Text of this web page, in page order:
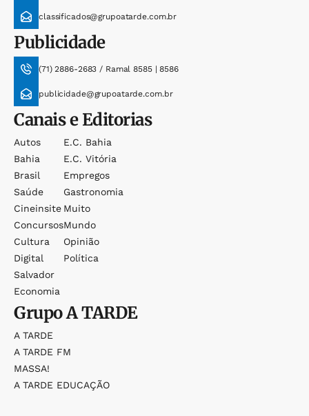
classificados@grupoatarde.com.br
Publicidade
(71) 2886-2683 / Ramal 8585 | 8586
publicidade@grupoatarde.com.br
Canais e Editorias
Autos
Bahia
Brasil
Saúde
Cineinsite
Concursos
Cultura
Digital
Salvador
Economia
E.c. Bahia
E.c. Vitória
Empregos
Gastronomia
Muito
Mundo
Opinião
Política
GrupoA TARDE
A TARDE
A TARDE FM
MASSA!
A TARDE EDUCAÇÃO